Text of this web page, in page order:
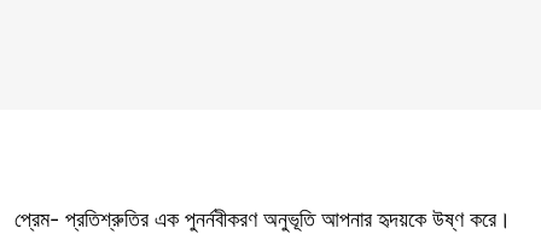
প্রেম- প্রতিশ্রুতির এক পুনর্নবীকরণ অনুভূতি আপনার হৃদয়কে উষ্ণ করে।